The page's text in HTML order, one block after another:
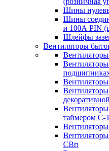
Шины
Шины
и 100А PIN
Шлейфы
Вентиляторы
таймером С-
СВп